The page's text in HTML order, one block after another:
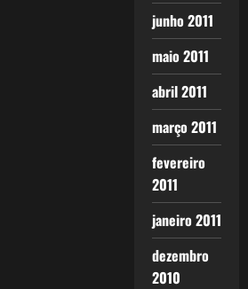
junho 2011
maio 2011
abril 2011
março 2011
fevereiro
2011
janeiro 2011
dezembro
2010